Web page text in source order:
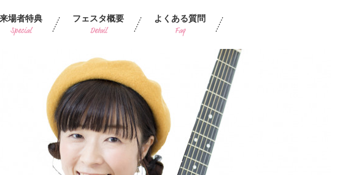
来場者特典
Special
フェスタ概要
Detail
よくある質問
Faq